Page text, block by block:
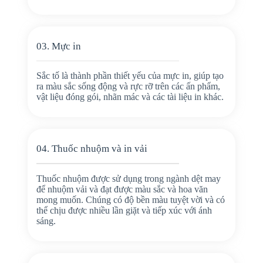
03. Mực in
Sắc tố là thành phần thiết yếu của mực in, giúp tạo
ra màu sắc sống động và rực rỡ trên các ấn phẩm,
vật liệu đóng gói, nhãn mác và các tài liệu in khác.
04. Thuốc nhuộm và in vải
Thuốc nhuộm được sử dụng trong ngành dệt may
để nhuộm vải và đạt được màu sắc và hoa văn
mong muốn. Chúng có độ bền màu tuyệt vời và có
thể chịu được nhiều lần giặt và tiếp xúc với ánh
sáng.